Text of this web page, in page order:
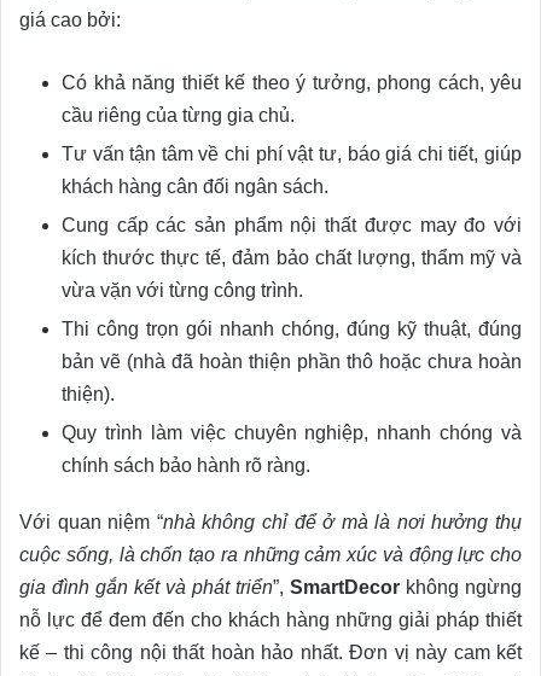
giá cao bởi:
Có khả năng thiết kế theo ý tưởng, phong cách, yêu
cầu riêng của từng gia chủ.
Tư vấn tận tâm về chi phí vật tư, báo giá chi tiết, giúp
khách hàng cân đối ngân sách.
Cung cấp các sản phẩm nội thất được may đo với
kích thước thực tế, đảm bảo chất lượng, thẩm mỹ và
vừa vặn với từng công trình.
Thi công trọn gói nhanh chóng, đúng kỹ thuật, đúng
bản vẽ (nhà đã hoàn thiện phần thô hoặc chưa hoàn
thiện).
Quy trình làm việc chuyên nghiệp, nhanh chóng và
chính sách bảo hành rõ ràng.
Với quan niệm “nhà không chỉ để ở mà là nơi hưởng thụ
cuộc sống, là chốn tạo ra những cảm xúc và động lực cho
gia đình gắn kết và phát triển”, SmartDecor không ngừng
nỗ lực để đem đến cho khách hàng những giải pháp thiết
kế – thi công nội thất hoàn hảo nhất. Đơn vị này cam kết